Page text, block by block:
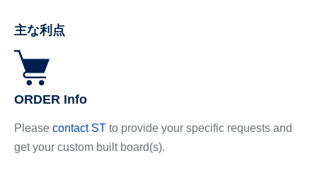
主な利点
ORDER Info
Please contact STto provide your specific requests and
get your custom built board(s).